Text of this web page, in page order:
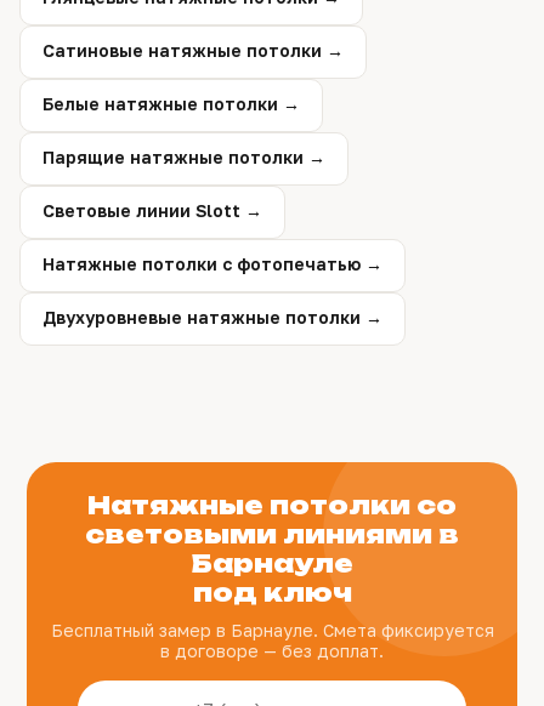
Сатиновые натяжные потолки →
Белые натяжные потолки →
Парящие натяжные потолки →
Световые линии Slott →
Натяжные потолки с фотопечатью →
Двухуровневые натяжные потолки →
Натяжные потолки со
световыми линиями в
Барнауле
под ключ
Бесплатный замер в Барнауле. Смета фиксируется
в договоре — без доплат.